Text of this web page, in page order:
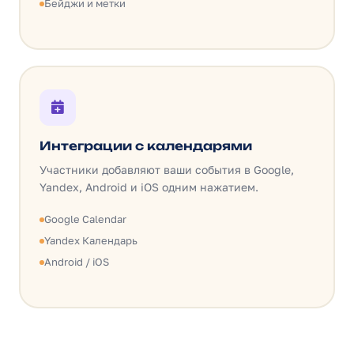
Бейджи и метки
Интеграции с календарями
Участники добавляют ваши события в Google,
Yandex, Android и iOS одним нажатием.
Google Calendar
Yandex Календарь
Android / iOS